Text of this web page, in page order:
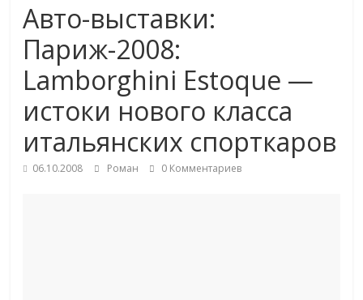
Авто-выставки:
Париж-2008:
Lamborghini Estoque —
истоки нового класса
итальянских спорткаров
06.10.2008 Роман 0 Комментариев